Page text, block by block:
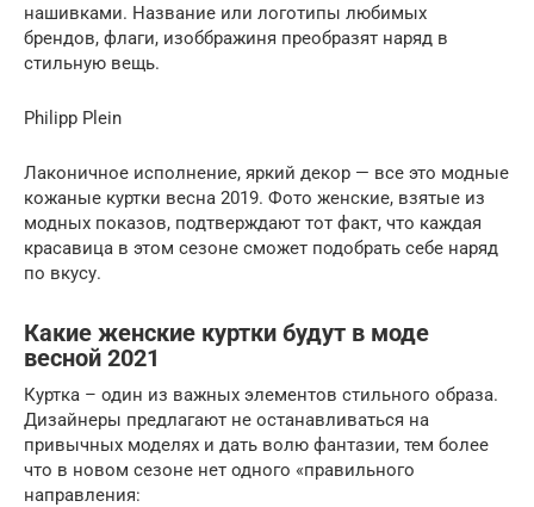
нашивками. Название или логотипы любимых
брендов, флаги, изоббражиня преобразят наряд в
стильную вещь.
Philipp Plein
Лаконичное исполнение, яркий декор — все это модные
кожаные куртки весна 2019. Фото женские, взятые из
модных показов, подтверждают тот факт, что каждая
красавица в этом сезоне сможет подобрать себе наряд
по вкусу.
Какие женские куртки будут в моде
весной 2021
Куртка – один из важных элементов стильного образа.
Дизайнеры предлагают не останавливаться на
привычных моделях и дать волю фантазии, тем более
что в новом сезоне нет одного «правильного
направления: